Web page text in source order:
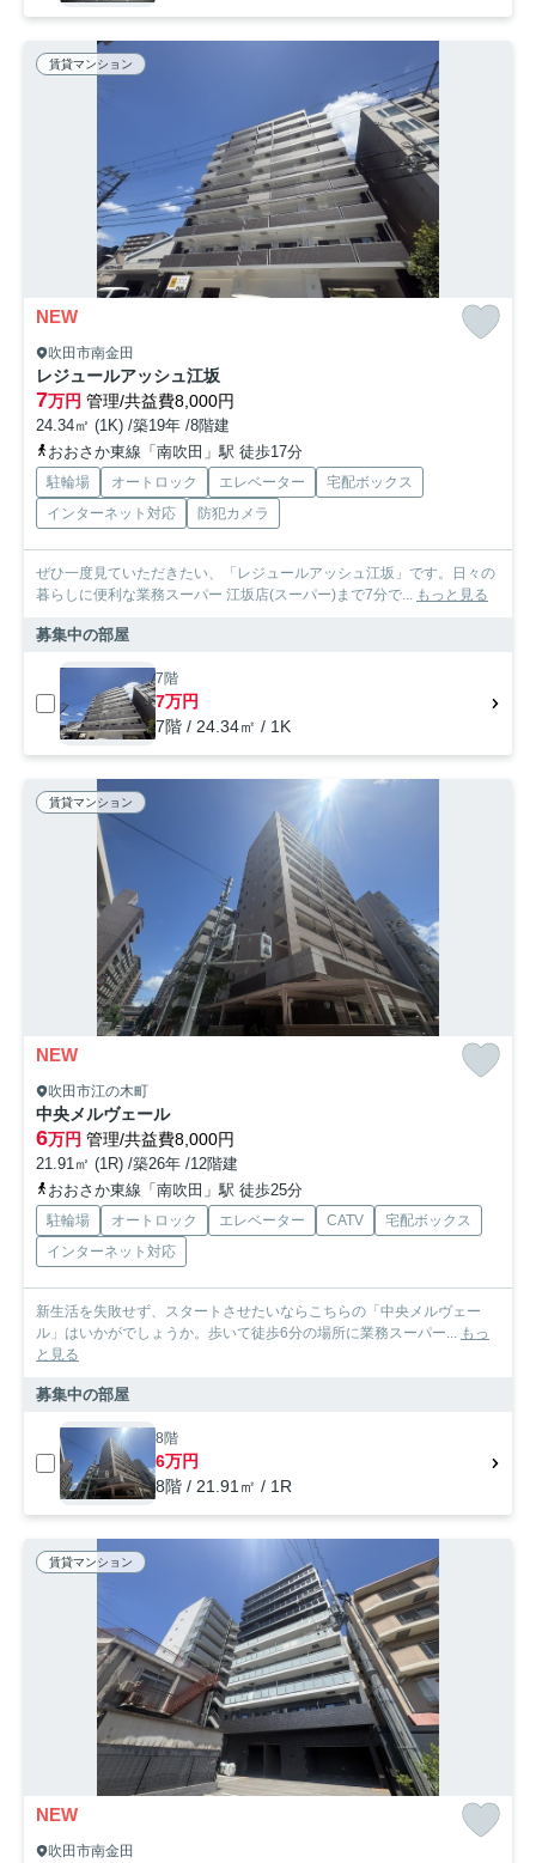
賃貸マンション
NEW
吹田市南金田
レジュールアッシュ江坂
7万円 管理/共益費8,000円
24.34㎡ (1K) /築19年 /8階建
おおさか東線「南吹田」駅 徒歩17分
駐輪場 オートロック エレベーター
宅配ボックス
インターネット対応
防犯カメラ
ぜひ一度見ていただきたい、「レジュールアッシュ江坂」です。日々の
暮らしに便利な業務スーパー 江坂店(スーパー)まで7分で... もっと見る
募集中の部屋
7階
7万円
7階 / 24.34㎡ / 1K
賃貸マンション
NEW
吹田市江の木町
中央メルヴェール
6万円 管理/共益費8,000円
21.91㎡ (1R) /築26年 /12階建
おおさか東線「南吹田」駅 徒歩25分
駐輪場 オートロック エレベーター CATV
宅配ボックス
インターネット対応
新生活を失敗せず、スタートさせたいならこちらの「中央メルヴェー
ル」はいかがでしょうか。歩いて徒歩6分の場所に業務スーパー... もっ
と見る
募集中の部屋
8階
6万円
8階 / 21.91㎡ / 1R
賃貸マンション
NEW
吹田市南金田